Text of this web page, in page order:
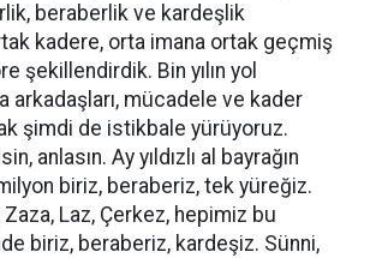
beraberlik ve kardeşlik
kadere, orta imana ortak geçmiş
şekillendirdik. Bin yılın yol
arkadaşları, mücadele ve kader
şimdi de istikbale yürüyoruz.
anlasın. Ay yıldızlı al bayrağın
biriz, beraberiz, tek yüreğiz.
Laz, Çerkez, hepimiz bu
biriz, beraberiz, kardeşiz. Sünni,